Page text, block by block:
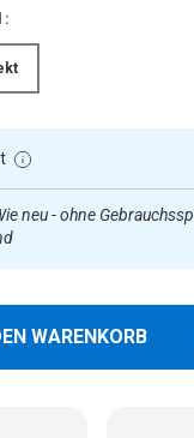
:
neu - ohne
WARENKORB